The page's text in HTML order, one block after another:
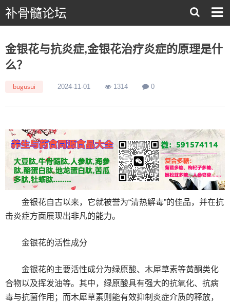
补骨髓论坛
金银花与抗炎症,金银花治疗炎症的原理是什
么？
bugusui 2024-11-01 1314 0
金银花自古以来，它就被誉为“清热解毒”的佳品，并在抗
击炎症方面展现出非凡的能力。
金银花的活性成分
金银花的主要活性成分为绿原酸、木犀草素等黄酮类化
合物以及挥发油等。其中，绿原酸具有强大的抗氧化、抗病
毒与抗菌作用；而木犀草素则能有效抑制炎症介质的释放，